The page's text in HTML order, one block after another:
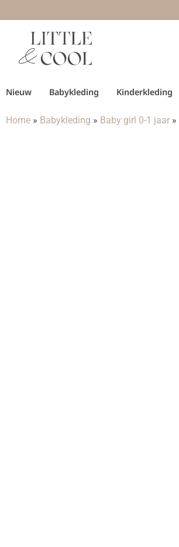
Nieuw Babykleding Kinderkleding
Home » Babykleding » Baby girl 0-1 jaar »